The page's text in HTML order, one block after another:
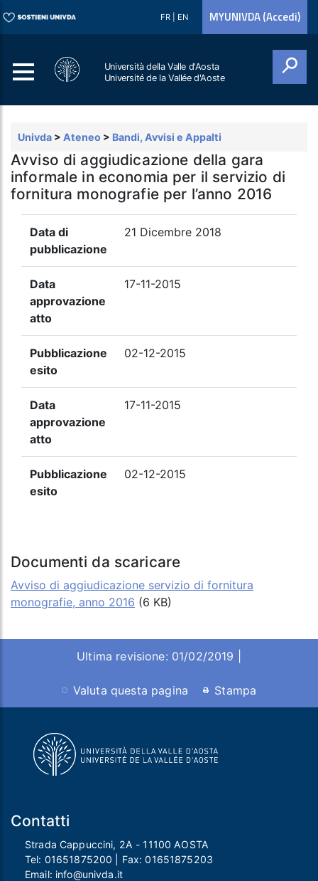
FR EN MYUNIVDA (Accedi)
Università della Valle d'Aosta
Université de la Vallée d'Aoste
Univda > Ateneo > Bandi, Avvisi e Appalti
Avviso di aggiudicazione della gara
informale in economia per il servizio di
fornitura monografie per l’anno 2016
Data di
pubblicazione
21 Dicembre 2018
Data
approvazione
atto
17-11-2015
Pubblicazione
esito
02-12-2015
Data
approvazione
atto
17-11-2015
Pubblicazione
esito
02-12-2015
Documenti da scaricare
Avviso di aggiudicazione servizio di fornitura
monografie, anno 2016 (6 KB)
Ultima revisione: 01/02/2019 |
Valuta questa pagina Stampa
Contatti
Strada Cappuccini, 2A - 11100 AOSTA
Tel: 01651875200 | Fax:01651875203
Email: info@univda.it